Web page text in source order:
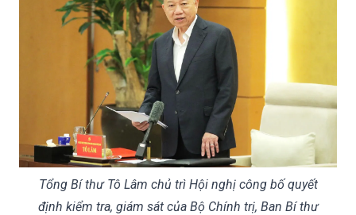
Tổng Bí thư Tô Lâm chủ trì Hội nghị công bố quyết
định kiểm tra, giám sát của Bộ Chính trị, Ban Bí thư